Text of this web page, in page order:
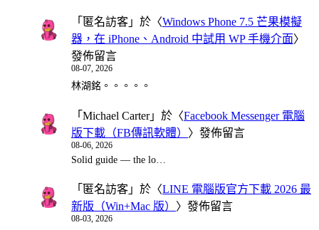
「 匿名訪客 」於〈Windows Phone 7.5 芒果模擬
器，在 iPhone、Android 中試用 WP 手機介面〉
發佈留言
08-07, 2026
林湖銘。。。。。
「 Michael Carter」於〈Facebook Messenger 電腦
版下載（FB傳訊軟體） 〉發佈留言
08-06, 2026
Solid guide — the lo…
「 匿名訪客 」於〈LINE 電腦版官方下載 2026 最
新版（Win+Mac 版） 〉發佈留言
08-03, 2026